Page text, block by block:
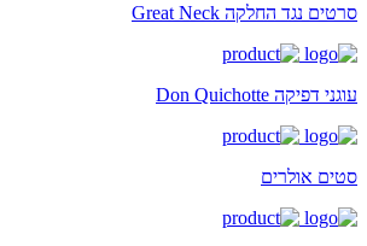
סרטים נגד החלקה Great Neck
עוגני דפיקה Don Quichotte
סטים אולרים